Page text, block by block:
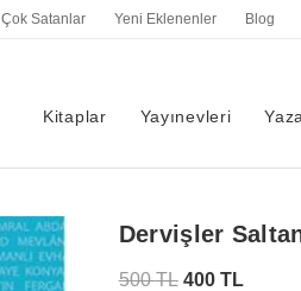
Çok Satanlar Yeni Eklenenler Blog
Kitaplar Yayınevleri
Dervişler
500TL 400 TL
Dervişler